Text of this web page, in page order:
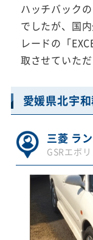
ハッチバック
でしたが、国
レードの「
取させていただ
愛媛県北宇
三菱 ラ
GSRエボ